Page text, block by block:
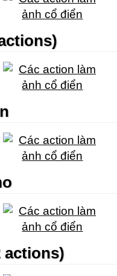
actions)